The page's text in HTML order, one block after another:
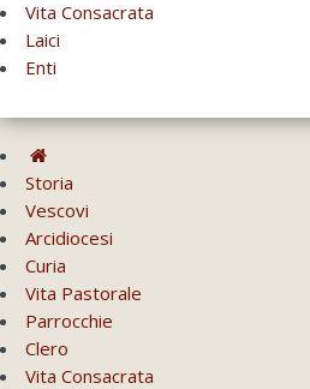
Vita Consacrata
Laici
Enti
Storia
Vescovi
Arcidiocesi
Curia
Vita Pastorale
Parrocchie
Clero
Vita Consacrata